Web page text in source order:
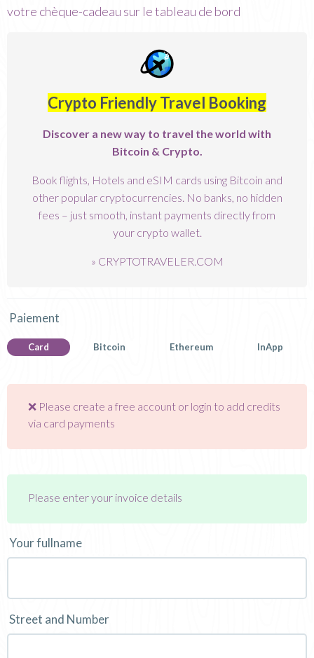
votre chèque-cadeau sur le tableau de bord
Crypto Friendly Travel Booking
Discover a new way to travel the world with
Bitcoin & Crypto.
Book flights , Hotels and eSIM cards using Bitcoin and
other popular cryptocurrencies. No banks, no hidden
fees – just smooth, instant payments directly from
your crypto wallet.
» CRYPTOTRAVELER.COM
Paiement
Card Bitcoin Ethereum InApp
❌ Please create a free account or login to add credits
via card payments
Please enter your invoice details
Your fullname
Street and Number